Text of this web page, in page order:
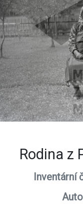
Rodina z
Inventární